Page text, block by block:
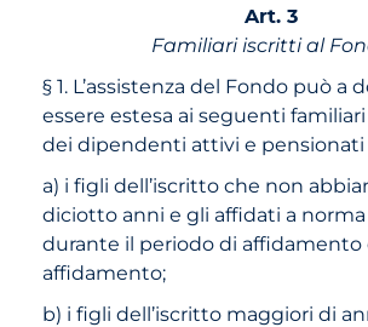
Art. 3
Familiari iscritti al
§ 1. L’assistenza del Fondo può a
essere estesa ai seguenti
dei dipendenti attivi e pensionati
a) i figli dell’iscritto che non
diciotto anni e gli affidati a
durante il periodo di affidamento
affidamento;
b) i figli dell’iscritto maggiori di